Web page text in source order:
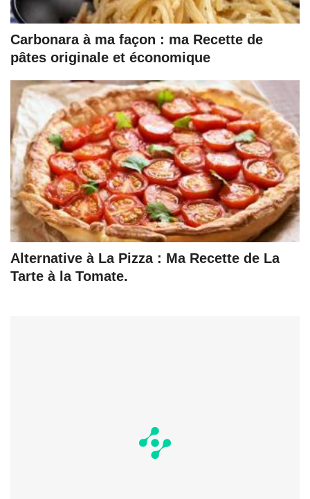
Carbonara à ma façon : ma Recette de
pâtes originale et économique
Alternative à La Pizza : Ma Recette de La
Tarte à la Tomate.